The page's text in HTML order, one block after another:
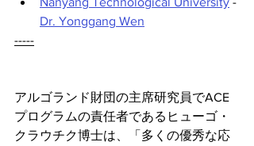
Dr. Yonggang Wen
-----
アルゴランド財団の主席研究員でACE
プログラムの責任者であるヒューゴ・
クラウチク博士は、「多くの優秀な応